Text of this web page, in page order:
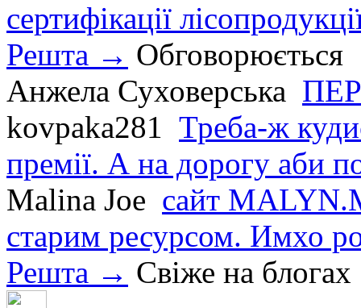
сертифікації
Решта → Обговорюється
Анжела Суховерська
kovpaka281 Треба-ж
премії. А на дорогу аби
Malina Joe сайт
старим ресурсом. Имхо
Решта → Свіже на блогах